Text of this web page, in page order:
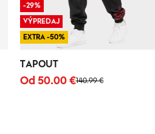
TAPOUT
140.99 €
Od 50.00 €
-29%
VÝPREDAJ
EXTRA -50%